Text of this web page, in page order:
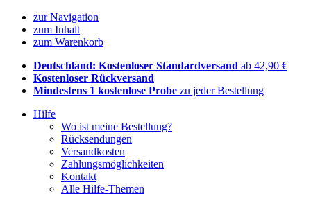
zur Navigation
zum Inhalt
zum Warenkorb
Deutschland: Kostenloser Standardversand ab 42,90 €
Kostenloser Rückversand
Mindestens 1 kostenlose Probe zu jeder Bestellung
Hilfe
Wo ist meine Bestellung?
Rücksendungen
Versandkosten
Zahlungsmöglichkeiten
Kontakt
Alle Hilfe-Themen